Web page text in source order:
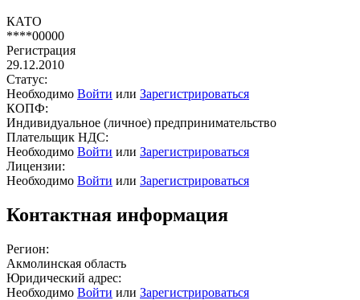
КАТО
****00000
Регистрация
29.12.2010
Статус:
Необходимо Войти или Зарегистрироваться
КОПФ:
Индивидуальное (личное) предпринимательство
Плательщик НДС:
Необходимо Войти или Зарегистрироваться
Лицензии:
Необходимо Войти или Зарегистрироваться
Контактная информация
Регион:
Акмолинская область
Юридический адрес:
Необходимо Войти или Зарегистрироваться